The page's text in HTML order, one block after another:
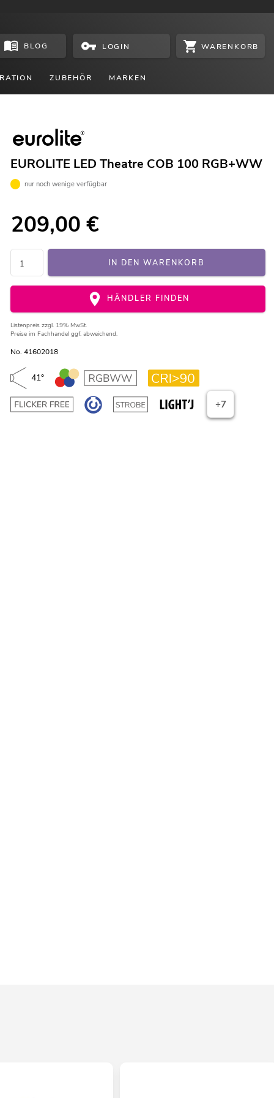
BLOG LOGIN WARENKORB
ZUBEHÖR MARKEN
EUROLITE LED Theatre COB 100 RGB+WW
nur noch wenige verfügbar
209,00 €
IN DEN WARENKORB
HÄNDLER FINDEN
Listenpreis zzgl. 19% MwSt.
Preise im Fachhandel ggf. abweichend.
No. 41602018
41°
+7